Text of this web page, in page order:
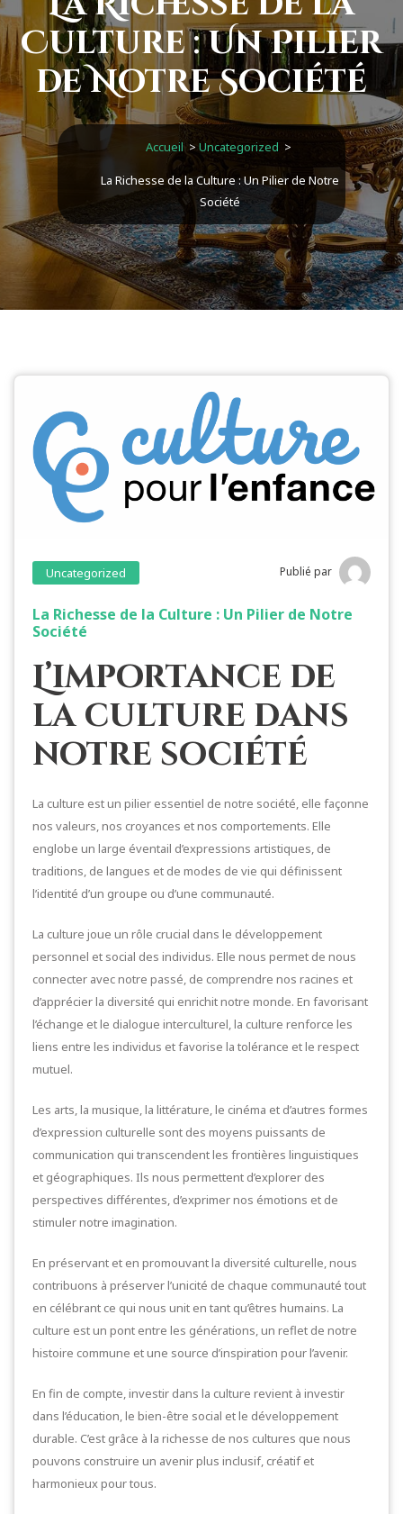
Culture : Un Pilier
de Notre Société
Accueil> Uncategorized >
La Richesse de la Culture : Un Pilier de Notre
Société
Uncategorized Publié par
La Richesse de la Culture : Un Pilier de Notre
Société
L’importance de
la culture dans
notre société
La culture est un pilier essentiel de notre société, elle façonne
nos valeurs, nos croyances et nos comportements. Elle
englobe un large éventail d’expressions artistiques, de
traditions, de langues et de modes de vie qui définissent
l’identité d’un groupe ou d’une communauté.
La culture joue un rôle crucial dans le développement
personnel et social des individus. Elle nous permet de nous
connecter avec notre passé, de comprendre nos racines et
d’apprécier la diversité qui enrichit notre monde. En favorisant
l’échange et le dialogue interculturel, la culture renforce les
liens entre les individus et favorise la tolérance et le respect
mutuel.
Les arts, la musique, la littérature, le cinéma et d’autres formes
d’expression culturelle sont des moyens puissants de
communication qui transcendent les frontières linguistiques
et géographiques. Ils nous permettent d’explorer des
perspectives différentes, d’exprimer nos émotions et de
stimuler notre imagination.
En préservant et en promouvant la diversité culturelle, nous
contribuons à préserver l’unicité de chaque communauté tout
en célébrant ce qui nous unit en tant qu’êtres humains. La
culture est un pont entre les générations, un reflet de notre
histoire commune et une source d’inspiration pour l’avenir.
En fin de compte, investir dans la culture revient à investir
dans l’éducation, le bien-être social et le développement
durable. C’est grâce à la richesse de nos cultures que nous
pouvons construire un avenir plus inclusif, créatif et
harmonieux pour tous.